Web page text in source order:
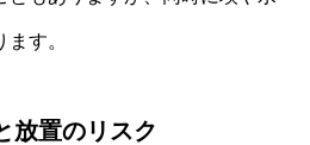
す。
放置のリスク